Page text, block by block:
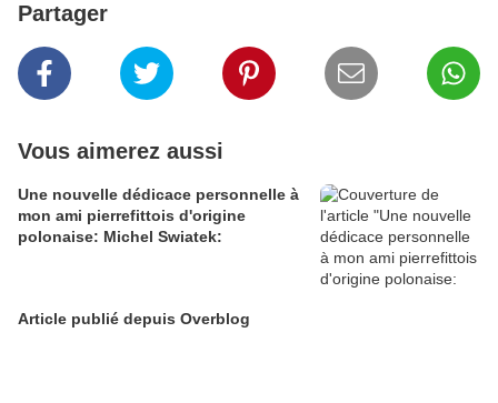
Partager
Vous aimerez aussi
Une nouvelle dédicace personnelle à
mon ami pierrefittois d'origine
polonaise: Michel Swiatek:
Article publié depuis Overblog